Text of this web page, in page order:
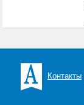
Контакты